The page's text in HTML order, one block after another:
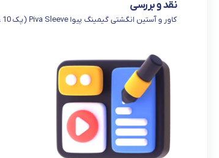
نقد و بررسی
کاور و آستین انگشتی گیمینگ پیوا Piva Sleeve (پک 10 عددی)